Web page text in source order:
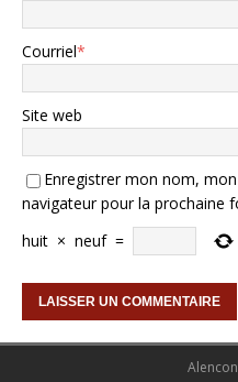
Courriel*
Site web
Enregistrer mon nom,
navigateur pour la prochaine
huit × neuf =